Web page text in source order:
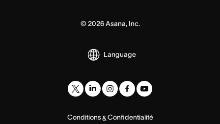
© 2026Asana, Inc.
Language
Conditions&Confidentialité